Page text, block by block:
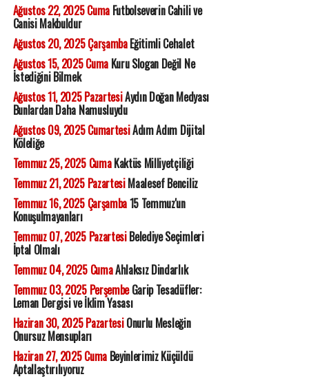
Ağustos 22, 2025 CumaFutbolseverin Cahili ve
Canisi Makbuldur
Ağustos 20, 2025 ÇarşambaEğitimli Cehalet
Ağustos 15, 2025 CumaKuru Slogan Değil Ne
İstediğini Bilmek
Ağustos 11, 2025 PazartesiAydın Doğan Medyası
Bunlardan Daha Namusluydu
Ağustos 09, 2025 CumartesiAdım Adım Dijital
Köleliğe
Temmuz 25, 2025 CumaKaktüs Milliyetçiliği
Temmuz 21, 2025 PazartesiMaalesef Benciliz
Temmuz 16, 2025 Çarşamba15 Temmuz'un
Konuşulmayanları
Temmuz 07, 2025 PazartesiBelediye Seçimleri
İptal Olmalı
Temmuz 04, 2025 CumaAhlaksız Dindarlık
Temmuz 03, 2025 PerşembeGarip Tesadüfler:
Leman Dergisi ve İklim Yasası
Haziran 30, 2025 PazartesiOnurlu Mesleğin
Onursuz Mensupları
Haziran 27, 2025 CumaBeyinlerimiz Küçüldü
Aptallaştırılıyoruz